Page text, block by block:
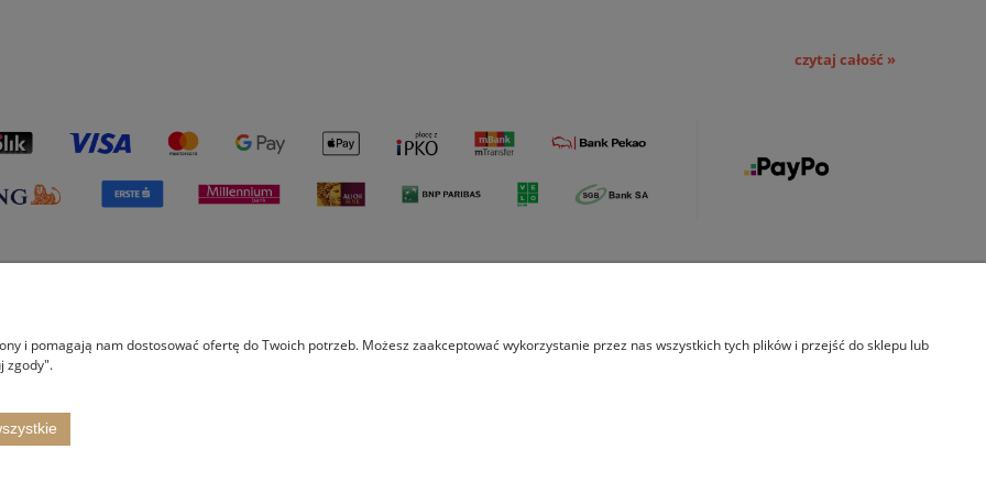
czytaj całość »
Formy płatności
i pomagają nam dostosować ofertę do Twoich potrzeb. Możesz zaakceptować wykorzystanie przez nas wszystkich tych plików i przejść do sklepu lub
zgody".